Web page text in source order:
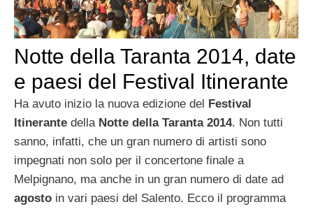
Notte della Taranta 2014, date
e paesi del Festival Itinerante
Ha avuto inizio la nuova edizione del Festival
Itinerante della Notte della Taranta 2014. Non tutti
sanno, infatti, che un gran numero di artisti sono
impegnati non solo per il concertone finale a
Melpignano, ma anche in un gran numero di date ad
agosto in vari paesi del Salento. Ecco il programma